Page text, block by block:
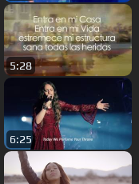
5:28
6:25